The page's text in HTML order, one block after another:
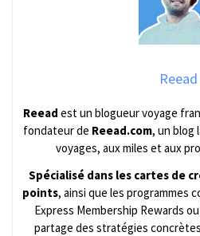
Reead
Reead est un blogueur voyage
fondateur de Reead.com, un blog
voyages, aux miles et aux
Spécialisé dans les cartes de
points, ainsi que les programmes
Express Membership Rewards
partage des stratégies